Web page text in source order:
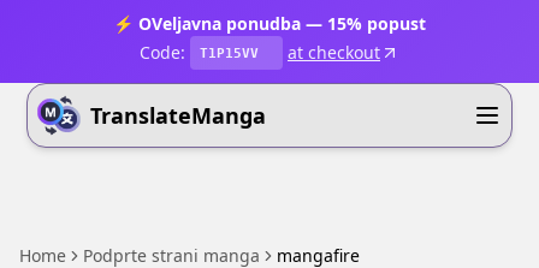
⚡ OVeljavna ponudba — 15% popust
Code:
T1P15VV at checkout
TranslateManga
Home Podprte strani manga mangafire